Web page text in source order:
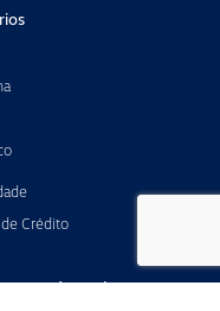
Crédito
é a vida.